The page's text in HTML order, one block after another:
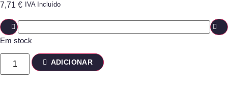
7,71 € IVA Incluído
Em stock
ADICIONAR